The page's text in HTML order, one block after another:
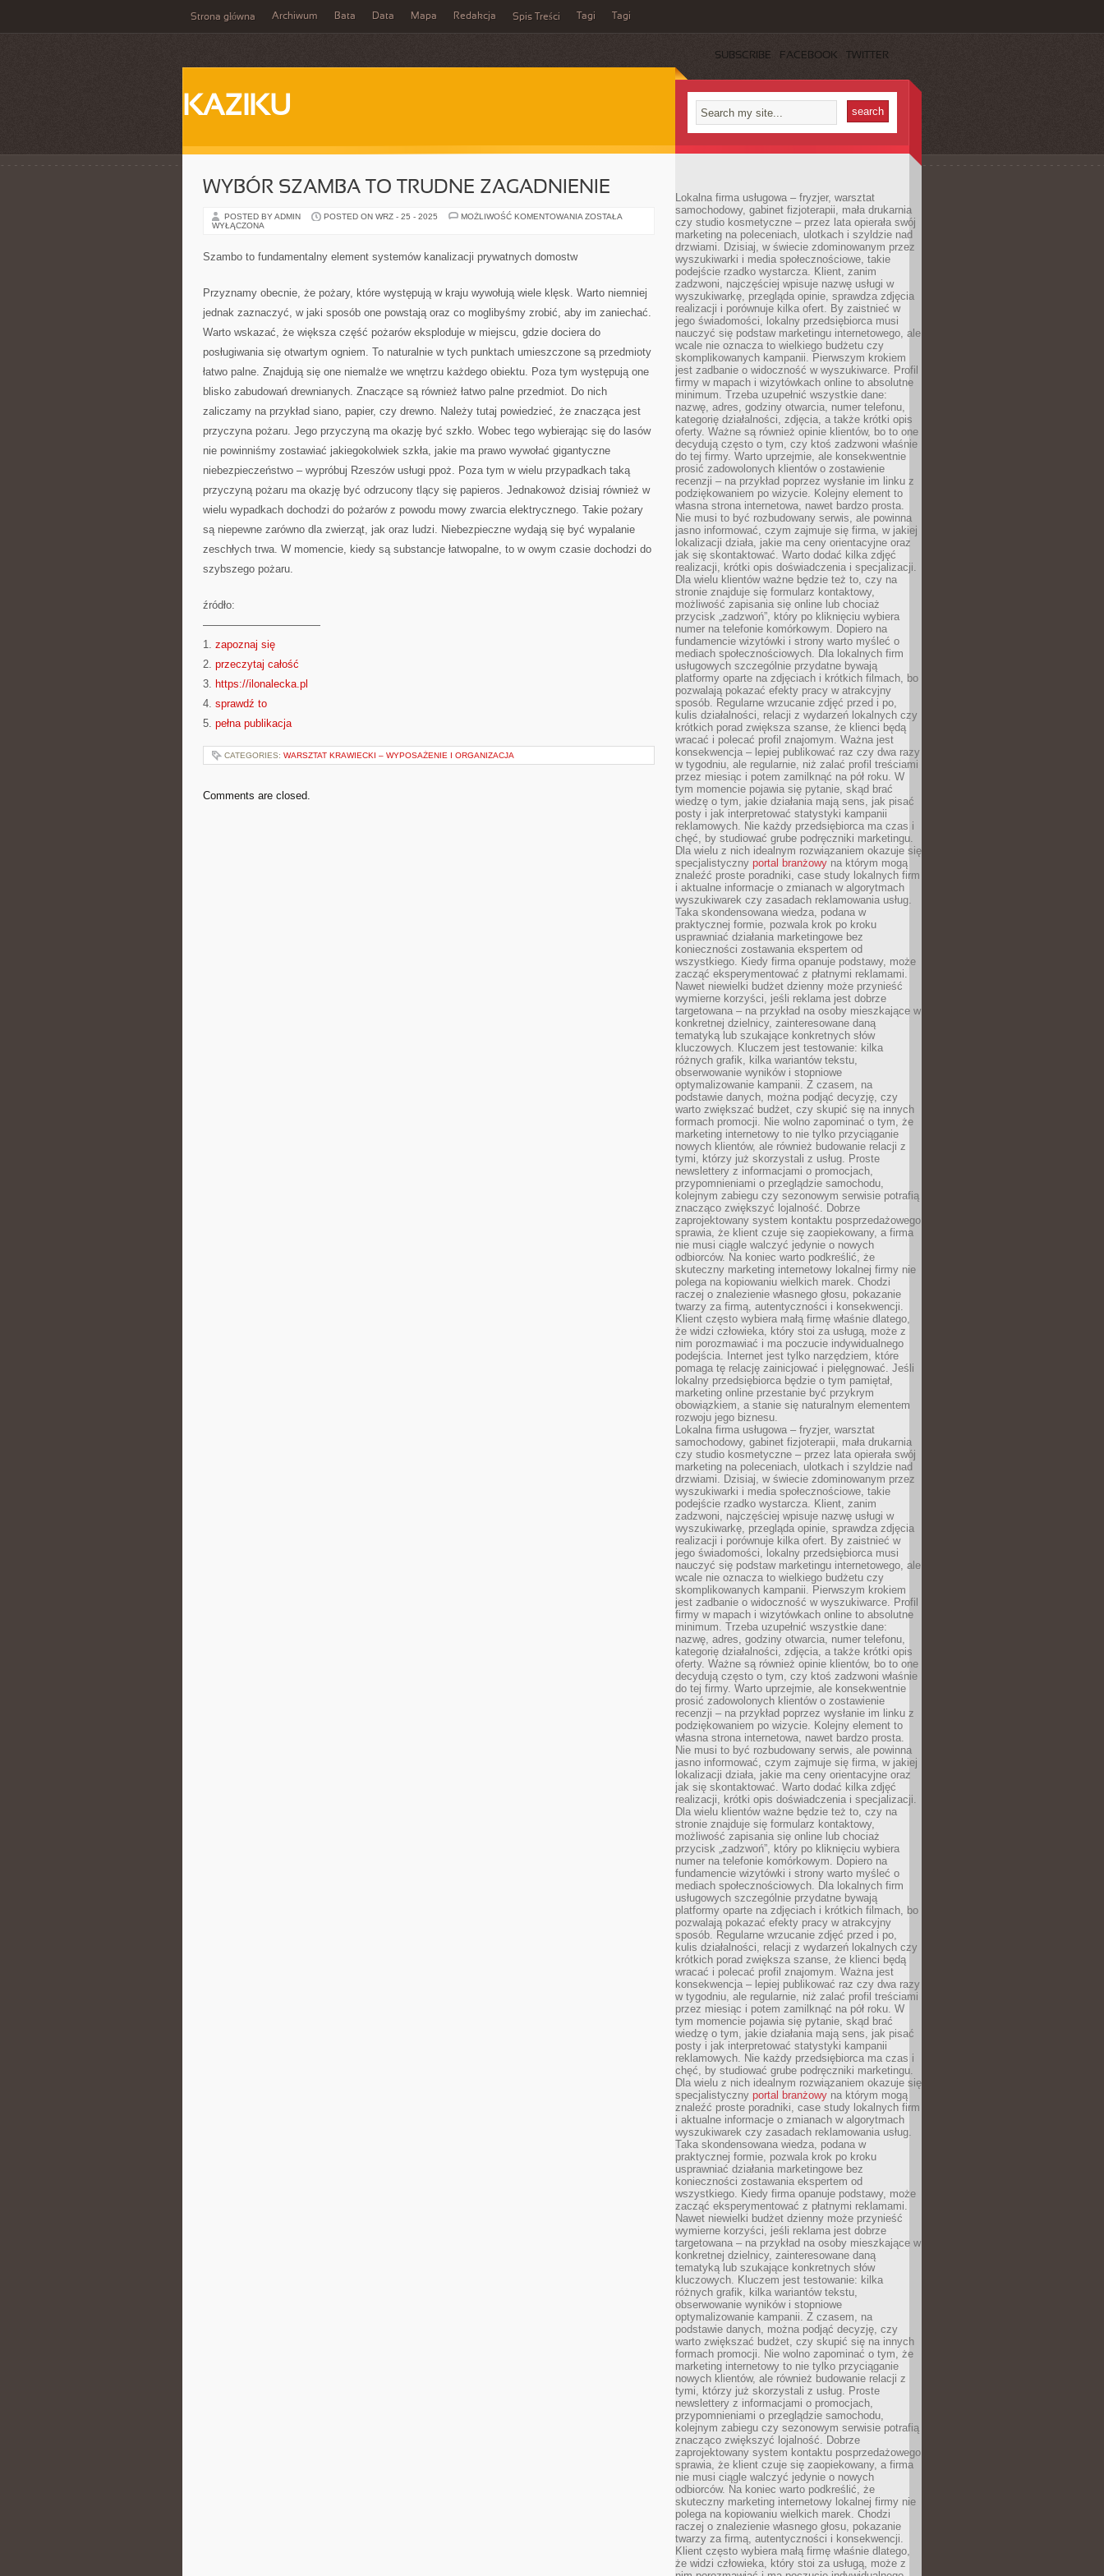
Strona główna Archiwum Bata Data Mapa Redakcja Spis Treści Tagi Tagi
SUBSCRIBE FACEBOOK TWITTER
KAZIKU
WYBÓR SZAMBA TO TRUDNE ZAGADNIENIE
POSTED BY ADMIN POSTED ON WRZ - 25 - 2025 MOŻLIWOŚĆ KOMENTOWANIA WYBÓR
ZOSTAŁA
WYŁĄCZONA
Szambo to fundamentalny element systemów kanalizacji prywatnych domostw
Przyznamy obecnie, że pożary, które występują w kraju wywołują wiele klęsk. Warto niemniej
jednak zaznaczyć, w jaki sposób one powstają oraz co moglibyśmy zrobić, aby im zaniechać.
Warto wskazać, że większa część pożarów eksploduje w miejscu, gdzie dociera do
posługiwania się otwartym ogniem. To naturalnie w tych punktach umieszczone są przedmioty
łatwo palne. Znajdują się one niemalże we wnętrzu każdego obiektu. Poza tym występują one
blisko zabudowań drewnianych. Znaczące są również łatwo palne przedmiot. Do nich
zaliczamy na przykład siano, papier, czy drewno. Należy tutaj powiedzieć, że znacząca jest
przyczyna pożaru. Jego przyczyną ma okazję być szkło. Wobec tego wybierając się do lasów
nie powinniśmy zostawiać jakiegokolwiek szkła, jakie ma prawo wywołać gigantyczne
niebezpieczeństwo – wypróbuj Rzeszów usługi ppoż. Poza tym w wielu przypadkach taką
przyczyną pożaru ma okazję być odrzucony tlący się papieros. Jednakowoż dzisiaj również w
wielu wypadkach dochodzi do pożarów z powodu mowy zwarcia elektrycznego. Takie pożary
są niepewne zarówno dla zwierząt, jak oraz ludzi. Niebezpieczne wydają się być wypalanie
zeschłych trwa. W momencie, kiedy są substancje łatwopalne, to w owym czasie dochodzi do
szybszego pożaru.
źródło:
———————————
1. zapoznaj się
2. przeczytaj całość
3. https://ilonalecka.pl
4. sprawdź to
5. pełna publikacja
CATEGORIES: WARSZTAT KRAWIECKI – WYPOSAŻENIE I ORGANIZACJA
Comments are closed.
Lokalna firma usługowa – fryzjer, warsztat
samochodowy, gabinet fizjoterapii, mała drukarnia
czy studio kosmetyczne – przez lata opierała swój
marketing na poleceniach, ulotkach i szyldzie nad
drzwiami. Dzisiaj, w świecie zdominowanym przez
wyszukiwarki i media społecznościowe, takie
podejście rzadko wystarcza. Klient, zanim
zadzwoni, najczęściej wpisuje nazwę usługi w
wyszukiwarkę, przegląda opinie, sprawdza zdjęcia
realizacji i porównuje kilka ofert. By zaistnieć w
jego świadomości, lokalny przedsiębiorca musi
nauczyć się podstaw marketingu internetowego, ale
wcale nie oznacza to wielkiego budżetu czy
skomplikowanych kampanii. Pierwszym krokiem
jest zadbanie o widoczność w wyszukiwarce. Profil
firmy w mapach i wizytówkach online to absolutne
minimum. Trzeba uzupełnić wszystkie dane:
nazwę, adres, godziny otwarcia, numer telefonu,
kategorię działalności, zdjęcia, a także krótki opis
oferty. Ważne są również opinie klientów, bo to one
decydują często o tym, czy ktoś zadzwoni właśnie
do tej firmy. Warto uprzejmie, ale konsekwentnie
prosić zadowolonych klientów o zostawienie
recenzji – na przykład poprzez wysłanie im linku z
podziękowaniem po wizycie. Kolejny element to
własna strona internetowa, nawet bardzo prosta.
Nie musi to być rozbudowany serwis, ale powinna
jasno informować, czym zajmuje się firma, w jakiej
lokalizacji działa, jakie ma ceny orientacyjne oraz
jak się skontaktować. Warto dodać kilka zdjęć
realizacji, krótki opis doświadczenia i specjalizacji.
Dla wielu klientów ważne będzie też to, czy na
stronie znajduje się formularz kontaktowy,
możliwość zapisania się online lub chociaż
przycisk „zadzwoń”, który po kliknięciu wybiera
numer na telefonie komórkowym. Dopiero na
fundamencie wizytówki i strony warto myśleć o
mediach społecznościowych. Dla lokalnych firm
usługowych szczególnie przydatne bywają
platformy oparte na zdjęciach i krótkich filmach, bo
pozwalają pokazać efekty pracy w atrakcyjny
sposób. Regularne wrzucanie zdjęć przed i po,
kulis działalności, relacji z wydarzeń lokalnych czy
krótkich porad zwiększa szanse, że klienci będą
wracać i polecać profil znajomym. Ważna jest
konsekwencja – lepiej publikować raz czy dwa razy
w tygodniu, ale regularnie, niż zalać profil treściami
przez miesiąc i potem zamilknąć na pół roku. W
tym momencie pojawia się pytanie, skąd brać
wiedzę o tym, jakie działania mają sens, jak pisać
posty i jak interpretować statystyki kampanii
reklamowych. Nie każdy przedsiębiorca ma czas i
chęć, by studiować grube podręczniki marketingu.
Dla wielu z nich idealnym rozwiązaniem okazuje się
specjalistyczny portal branżowy na którym mogą
znaleźć proste poradniki, case study lokalnych firm
i aktualne informacje o zmianach w algorytmach
wyszukiwarek czy zasadach reklamowania usług.
Taka skondensowana wiedza, podana w
praktycznej formie, pozwala krok po kroku
usprawniać działania marketingowe bez
konieczności zostawania ekspertem od
wszystkiego. Kiedy firma opanuje podstawy, może
zacząć eksperymentować z płatnymi reklamami.
Nawet niewielki budżet dzienny może przynieść
wymierne korzyści, jeśli reklama jest dobrze
targetowana – na przykład na osoby mieszkające w
konkretnej dzielnicy, zainteresowane daną
tematyką lub szukające konkretnych słów
kluczowych. Kluczem jest testowanie: kilka
różnych grafik, kilka wariantów tekstu,
obserwowanie wyników i stopniowe
optymalizowanie kampanii. Z czasem, na
podstawie danych, można podjąć decyzję, czy
warto zwiększać budżet, czy skupić się na innych
formach promocji. Nie wolno zapominać o tym, że
marketing internetowy to nie tylko przyciąganie
nowych klientów, ale również budowanie relacji z
tymi, którzy już skorzystali z usług. Proste
newslettery z informacjami o promocjach,
przypomnieniami o przeglądzie samochodu,
kolejnym zabiegu czy sezonowym serwisie potrafią
znacząco zwiększyć lojalność. Dobrze
zaprojektowany system kontaktu posprzedażowego
sprawia, że klient czuje się zaopiekowany, a firma
nie musi ciągle walczyć jedynie o nowych
odbiorców. Na koniec warto podkreślić, że
skuteczny marketing internetowy lokalnej firmy nie
polega na kopiowaniu wielkich marek. Chodzi
raczej o znalezienie własnego głosu, pokazanie
twarzy za firmą, autentyczności i konsekwencji.
Klient często wybiera małą firmę właśnie dlatego,
że widzi człowieka, który stoi za usługą, może z
nim porozmawiać i ma poczucie indywidualnego
podejścia. Internet jest tylko narzędziem, które
pomaga tę relację zainicjować i pielęgnować. Jeśli
lokalny przedsiębiorca będzie o tym pamiętał,
marketing online przestanie być przykrym
obowiązkiem, a stanie się naturalnym elementem
rozwoju jego biznesu.
Lokalna firma usługowa – fryzjer, warsztat
samochodowy, gabinet fizjoterapii, mała drukarnia
czy studio kosmetyczne – przez lata opierała swój
marketing na poleceniach, ulotkach i szyldzie nad
drzwiami. Dzisiaj, w świecie zdominowanym przez
wyszukiwarki i media społecznościowe, takie
podejście rzadko wystarcza. Klient, zanim
zadzwoni, najczęściej wpisuje nazwę usługi w
wyszukiwarkę, przegląda opinie, sprawdza zdjęcia
realizacji i porównuje kilka ofert. By zaistnieć w
jego świadomości, lokalny przedsiębiorca musi
nauczyć się podstaw marketingu internetowego, ale
wcale nie oznacza to wielkiego budżetu czy
skomplikowanych kampanii. Pierwszym krokiem
jest zadbanie o widoczność w wyszukiwarce. Profil
firmy w mapach i wizytówkach online to absolutne
minimum. Trzeba uzupełnić wszystkie dane:
nazwę, adres, godziny otwarcia, numer telefonu,
kategorię działalności, zdjęcia, a także krótki opis
oferty. Ważne są również opinie klientów, bo to one
decydują często o tym, czy ktoś zadzwoni właśnie
do tej firmy. Warto uprzejmie, ale konsekwentnie
prosić zadowolonych klientów o zostawienie
recenzji – na przykład poprzez wysłanie im linku z
podziękowaniem po wizycie. Kolejny element to
własna strona internetowa, nawet bardzo prosta.
Nie musi to być rozbudowany serwis, ale powinna
jasno informować, czym zajmuje się firma, w jakiej
lokalizacji działa, jakie ma ceny orientacyjne oraz
jak się skontaktować. Warto dodać kilka zdjęć
realizacji, krótki opis doświadczenia i specjalizacji.
Dla wielu klientów ważne będzie też to, czy na
stronie znajduje się formularz kontaktowy,
możliwość zapisania się online lub chociaż
przycisk „zadzwoń”, który po kliknięciu wybiera
numer na telefonie komórkowym. Dopiero na
fundamencie wizytówki i strony warto myśleć o
mediach społecznościowych. Dla lokalnych firm
usługowych szczególnie przydatne bywają
platformy oparte na zdjęciach i krótkich filmach, bo
pozwalają pokazać efekty pracy w atrakcyjny
sposób. Regularne wrzucanie zdjęć przed i po,
kulis działalności, relacji z wydarzeń lokalnych czy
krótkich porad zwiększa szanse, że klienci będą
wracać i polecać profil znajomym. Ważna jest
konsekwencja – lepiej publikować raz czy dwa razy
w tygodniu, ale regularnie, niż zalać profil treściami
przez miesiąc i potem zamilknąć na pół roku. W
tym momencie pojawia się pytanie, skąd brać
wiedzę o tym, jakie działania mają sens, jak pisać
posty i jak interpretować statystyki kampanii
reklamowych. Nie każdy przedsiębiorca ma czas i
chęć, by studiować grube podręczniki marketingu.
Dla wielu z nich idealnym rozwiązaniem okazuje się
specjalistyczny portal branżowy na którym mogą
znaleźć proste poradniki, case study lokalnych firm
i aktualne informacje o zmianach w algorytmach
wyszukiwarek czy zasadach reklamowania usług.
Taka skondensowana wiedza, podana w
praktycznej formie, pozwala krok po kroku
usprawniać działania marketingowe bez
konieczności zostawania ekspertem od
wszystkiego. Kiedy firma opanuje podstawy, może
zacząć eksperymentować z płatnymi reklamami.
Nawet niewielki budżet dzienny może przynieść
wymierne korzyści, jeśli reklama jest dobrze
targetowana – na przykład na osoby mieszkające w
konkretnej dzielnicy, zainteresowane daną
tematyką lub szukające konkretnych słów
kluczowych. Kluczem jest testowanie: kilka
różnych grafik, kilka wariantów tekstu,
obserwowanie wyników i stopniowe
optymalizowanie kampanii. Z czasem, na
podstawie danych, można podjąć decyzję, czy
warto zwiększać budżet, czy skupić się na innych
formach promocji. Nie wolno zapominać o tym, że
marketing internetowy to nie tylko przyciąganie
nowych klientów, ale również budowanie relacji z
tymi, którzy już skorzystali z usług. Proste
newslettery z informacjami o promocjach,
przypomnieniami o przeglądzie samochodu,
kolejnym zabiegu czy sezonowym serwisie potrafią
znacząco zwiększyć lojalność. Dobrze
zaprojektowany system kontaktu posprzedażowego
sprawia, że klient czuje się zaopiekowany, a firma
nie musi ciągle walczyć jedynie o nowych
odbiorców. Na koniec warto podkreślić, że
skuteczny marketing internetowy lokalnej firmy nie
polega na kopiowaniu wielkich marek. Chodzi
raczej o znalezienie własnego głosu, pokazanie
twarzy za firmą, autentyczności i konsekwencji.
Klient często wybiera małą firmę właśnie dlatego,
że widzi człowieka, który stoi za usługą, może z